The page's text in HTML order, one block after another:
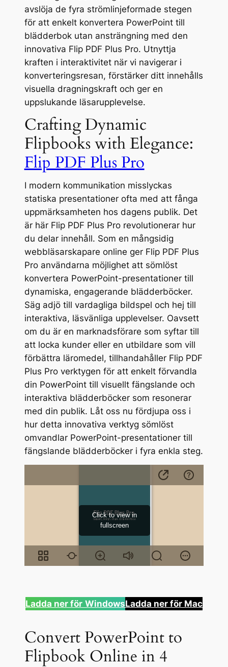
avslöja de fyra strömlinjeformade stegen
för att enkelt konvertera PowerPoint till
blädderbok utan ansträngning med den
innovativa Flip PDF Plus Pro. Utnyttja
kraften i interaktivitet när vi navigerar i
konverteringsresan, förstärker ditt innehålls
visuella dragningskraft och ger en
uppslukande läsarupplevelse.
Crafting Dynamic
Flipbooks with Elegance:
Flip PDF Plus Pro
I modern kommunikation misslyckas
statiska presentationer ofta med att fånga
uppmärksamheten hos dagens publik. Det
är här Flip PDF Plus Pro revolutionerar hur
du delar innehåll. Som en mångsidig
webbläsarskapare online ger Flip PDF Plus
Pro användarna möjlighet att sömlöst
konvertera PowerPoint-presentationer till
dynamiska, engagerande blädderböcker.
Säg adjö till vardagliga bildspel och hej till
interaktiva, läsvänliga upplevelser. Oavsett
om du är en marknadsförare som syftar till
att locka kunder eller en utbildare som vill
förbättra läromedel, tillhandahåller Flip PDF
Plus Pro verktygen för att enkelt förvandla
din PowerPoint till visuellt fängslande och
interaktiva blädderböcker som resonerar
med din publik. Låt oss nu fördjupa oss i
hur detta innovativa verktyg sömlöst
omvandlar PowerPoint-presentationer till
fängslande blädderböcker i fyra enkla steg.
Ladda ner för WindowsLadda ner för Mac
Convert PowerPoint to
Flipbook Online in 4